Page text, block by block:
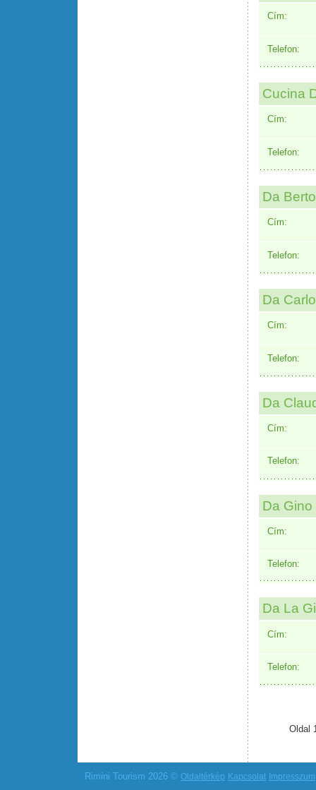
Cím:
Telefon:
Cucina
Cím:
Telefon:
Da
Cím:
Telefon:
Da Carlo
Cím:
Telefon:
Da
Cím:
Telefon:
Da Gino
Cím:
Telefon:
Da La
Cím:
Telefon:
Oldal
Rimini Tourism 2026 © Oldaltérkép Kapcsolat Impresszum